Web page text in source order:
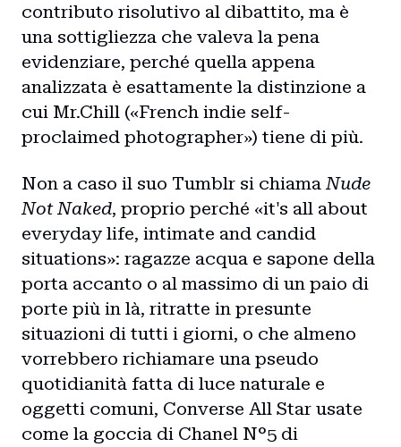
contributo risolutivo al dibattito, ma è
una sottigliezza che valeva la pena
evidenziare, perché quella appena
analizzata è esattamente la distinzione a
cui Mr.Chill («French indie self-
proclaimed photographer») tiene di più.
Non a caso il suo Tumblr si chiamaNude
Not Naked, proprio perché «it's all about
everyday life, intimate and candid
situations»: ragazze acqua e sapone della
porta accanto o al massimo di un paio di
porte più in là, ritratte in presunte
situazioni di tutti i giorni, o che almeno
vorrebbero richiamare una pseudo
quotidianità fatta di luce naturale e
oggetti comuni, Converse All Star usate
come la goccia di Chanel N°5 di